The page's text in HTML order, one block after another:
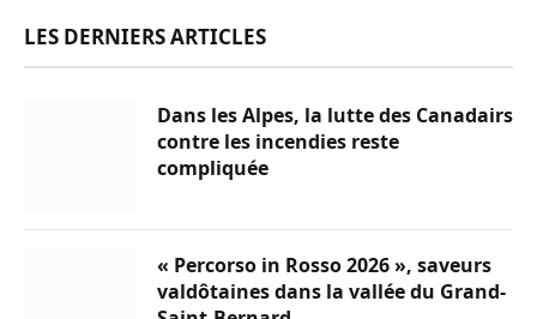
LES DERNIERS ARTICLES
Dans les Alpes, la lutte des Canadairs
contre les incendies reste
compliquée
« Percorso in Rosso 2026 », saveurs
valdôtaines dans la vallée du Grand-